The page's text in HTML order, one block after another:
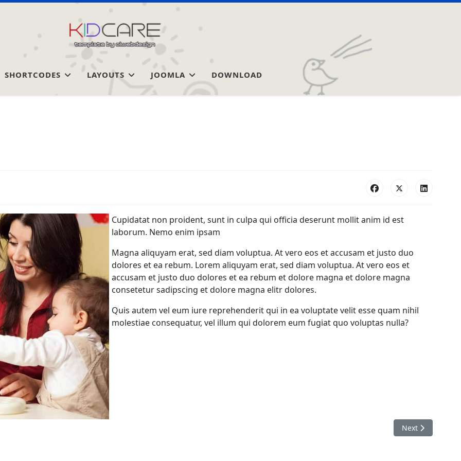
SHORTCODES LAYOUTS JOOMLA DOWNLOAD
Cupidatat non proident, sunt in culpa qui officia deserunt mollit anim id est
laborum. Nemo enim ipsam
Magna aliquyam erat, sed diam voluptua. At vero eos et accusam et justo duo
dolores et ea rebum. Lorem aliquyam erat, sed diam voluptua. At vero eos et
accusam et justo duo dolores et ea rebum et dolore magna et dolore magna
consetetur sadipscing et dolore magna elitr dolores.
Quis autem vel eum iure reprehenderit qui in ea voluptate velit esse quam nihil
molestiae consequatur, vel illum qui dolorem eum fugiat quo voluptas nulla?
Next article:
Next